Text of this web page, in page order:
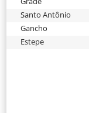
Santo Antônio
Gancho
Estepe